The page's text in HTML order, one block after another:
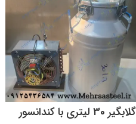
گلابگیر 30 لیتری با کندانسور